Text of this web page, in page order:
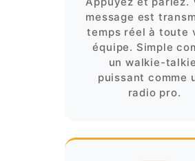
message est
temps réel à toute
équipe. Simple
un walkie-
puissant comme
radio pro.